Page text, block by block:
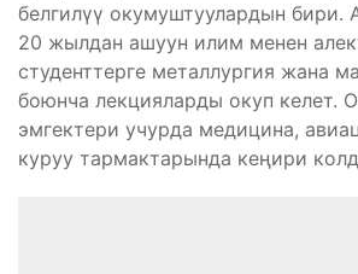
белгилүү окумуштуулардын бири.
20 жылдан ашуун илим менен
студенттерге металлургия жана
боюнча лекцияларды окуп келет.
эмгектери учурда медицина,
куруу тармактарында кеңири